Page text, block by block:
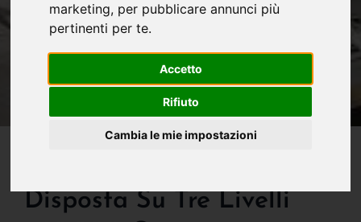
marketing, per pubblicare annunci più
pertinenti per te.
Accetto
Rifiuto
Cambia le mie impostazioni
Disposta Su Tre Livelli